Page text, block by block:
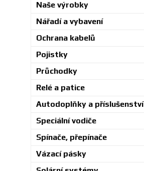
Naše výrobky
Nářadí a vybavení
Ochrana kabelů
Pojistky
Průchodky
Relé a patice
Autodoplňky a příslušenství
Speciální vodiče
Spínače, přepínače
Vázací pásky